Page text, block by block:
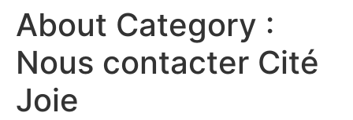
About Category :
Nous contacter Cité
Joie